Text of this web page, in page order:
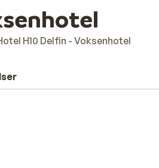
H10 Delfin - Voksenhotel